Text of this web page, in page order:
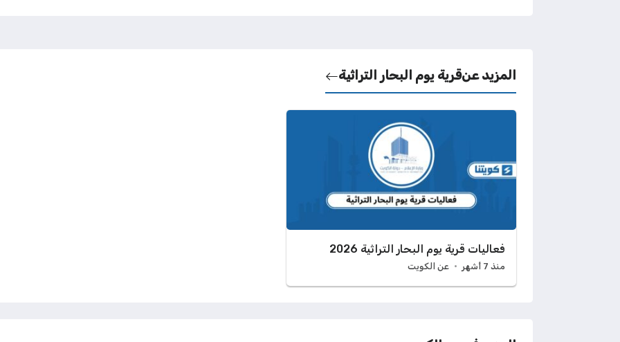
المزيد عنقرية يوم البحار التراثية
فعاليات قرية يوم البحار التراثية 2026
منذ 7 أشهر عن الكويت